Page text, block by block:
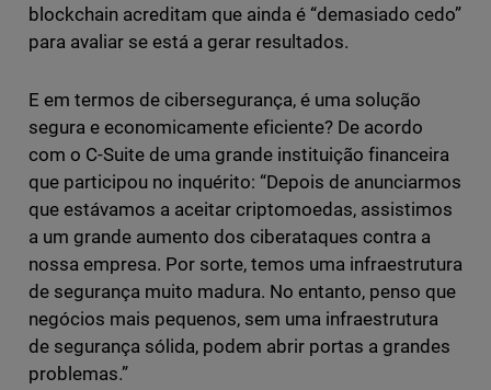
blockchain acreditam que ainda é “demasiado cedo”
para avaliar se está a gerar resultados.
E em termos de cibersegurança, é uma solução
segura e economicamente eficiente? De acordo
com o C-Suite de uma grande instituição financeira
que participou no inquérito: “Depois de anunciarmos
que estávamos a aceitar criptomoedas, assistimos
a um grande aumento dos ciberataques contra a
nossa empresa. Por sorte, temos uma infraestrutura
de segurança muito madura. No entanto, penso que
negócios mais pequenos, sem uma infraestrutura
de segurança sólida, podem abrir portas a grandes
problemas.”